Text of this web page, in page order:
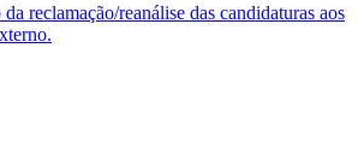
reclamação/reanálise das candidaturas aos